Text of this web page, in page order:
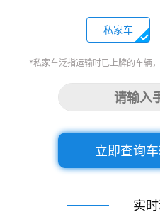
私家车
*私家车泛指运输时已上牌的车辆
立即查询
实